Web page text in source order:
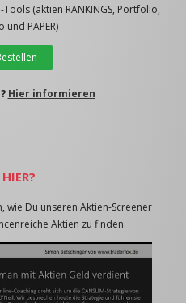
(aktien RANKINGS, Portfolio,
und PAPER)
Hier informieren
wie Du unseren Aktien-Screener
Aktien zu finden.